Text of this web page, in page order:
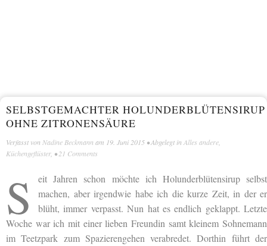
SELBSTGEMACHTER HOLUNDERBLÜTENSIRUP
OHNE ZITRONENSÄURE
Verfasst von Nadine Beckmann am 19. Juni 2015 • Abgelegt in Alles andere
Küchengeflüster, •21 Comments
S
eit Jahren schon möchte ich Holunderblütensirup selbst
machen, aber irgendwie habe ich die kurze Zeit, in der er
blüht, immer verpasst. Nun hat es endlich geklappt. Letzte
Woche war ich mit einer lieben Freundin samt kleinem Sohnemann
im Teetzpark zum Spazierengehen verabredet. Dorthin führt der